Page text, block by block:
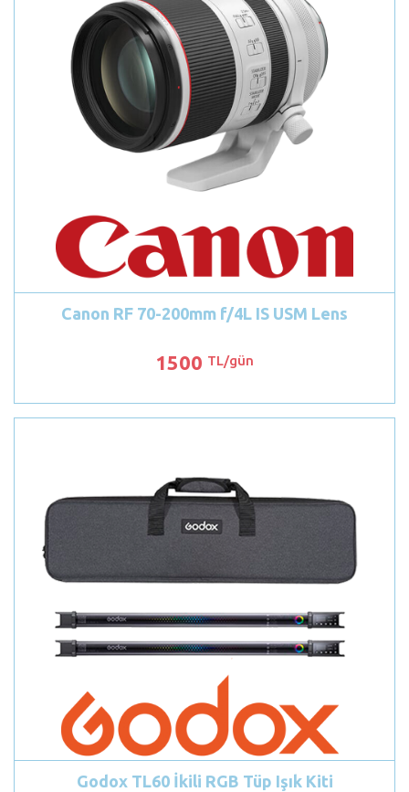
Canon RF 70-200mm f/4L IS USM Lens
1500 TL/gün
Godox TL60 İkili RGB Tüp Işık Kiti